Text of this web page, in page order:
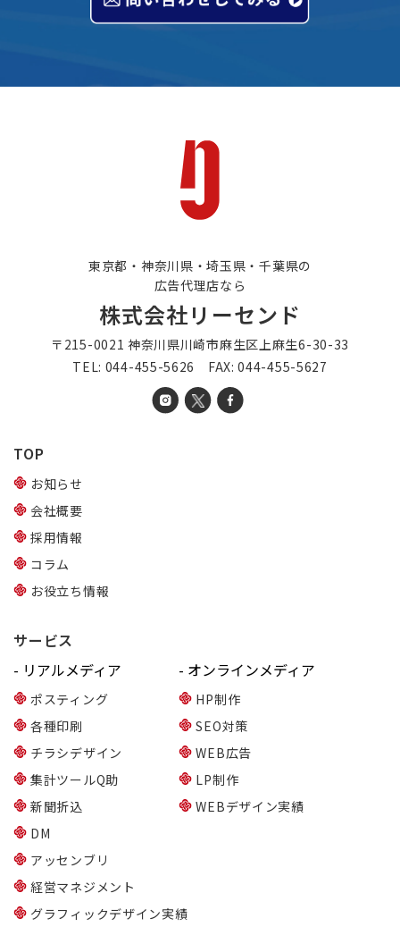
東京都・神奈川県・埼玉県・千葉県の
広告代理店なら
株式会社リーセンド
〒215-0021 神奈川県川崎市麻生区上麻生6-30-33
TEL: 044-455-5626 FAX: 044-455-5627
TOP
お知らせ
会社概要
採用情報
コラム
お役立ち情報
サービス
- リアルメディア
ポスティング
各種印刷
チラシデザイン
集計ツールQ助
新聞折込
DM
アッセンブリ
経営マネジメント
グラフィックデザイン実績
- オンラインメディア
HP制作
SEO対策
WEB広告
LP制作
WEBデザイン実績